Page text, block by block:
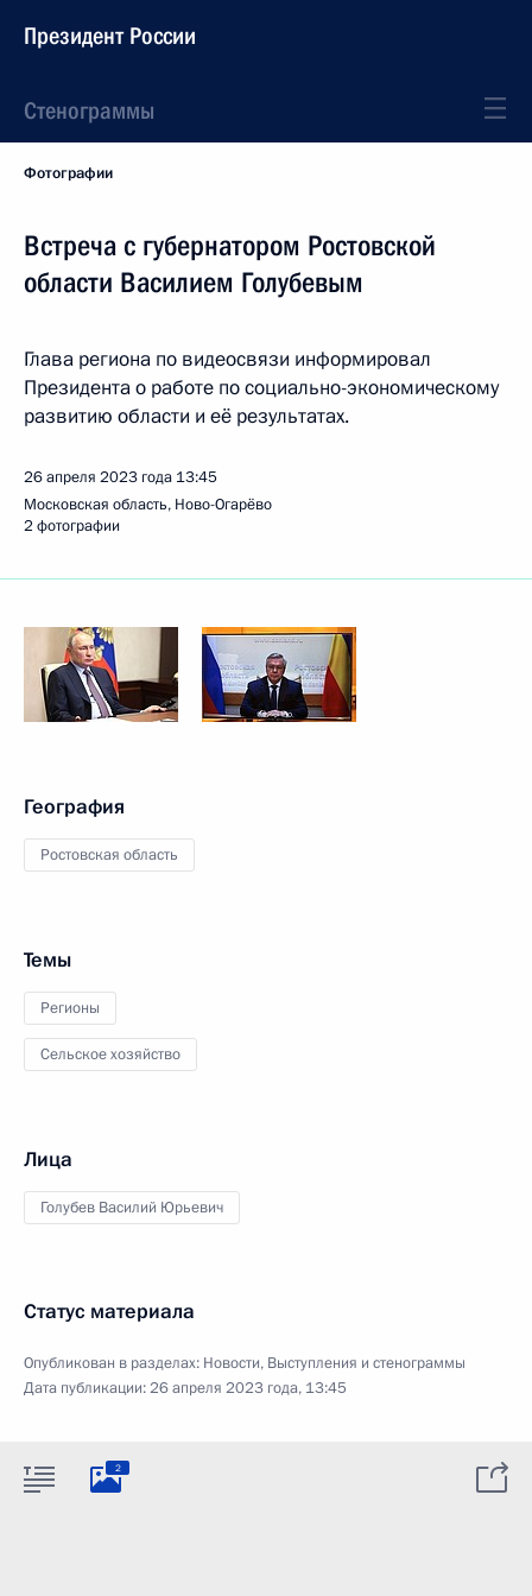
Президент России
Стенограммы
Фотографии
Встреча с губернатором Ростовской
области Василием Голубевым
Глава региона по видеосвязи информировал
Президента о работе по социально-экономическому
развитию области и её результатах.
26 апреля 2023 года 13:45
Московская область, Ново-Огарёво
2 фотографии
География
Ростовская область
Темы
Регионы
Сельское хозяйство
Лица
Голубев Василий Юрьевич
Статус материала
Опубликован в разделах: Новости, Выступления и стенограммы
Дата публикации:26 апреля 2023 года, 13:45
2